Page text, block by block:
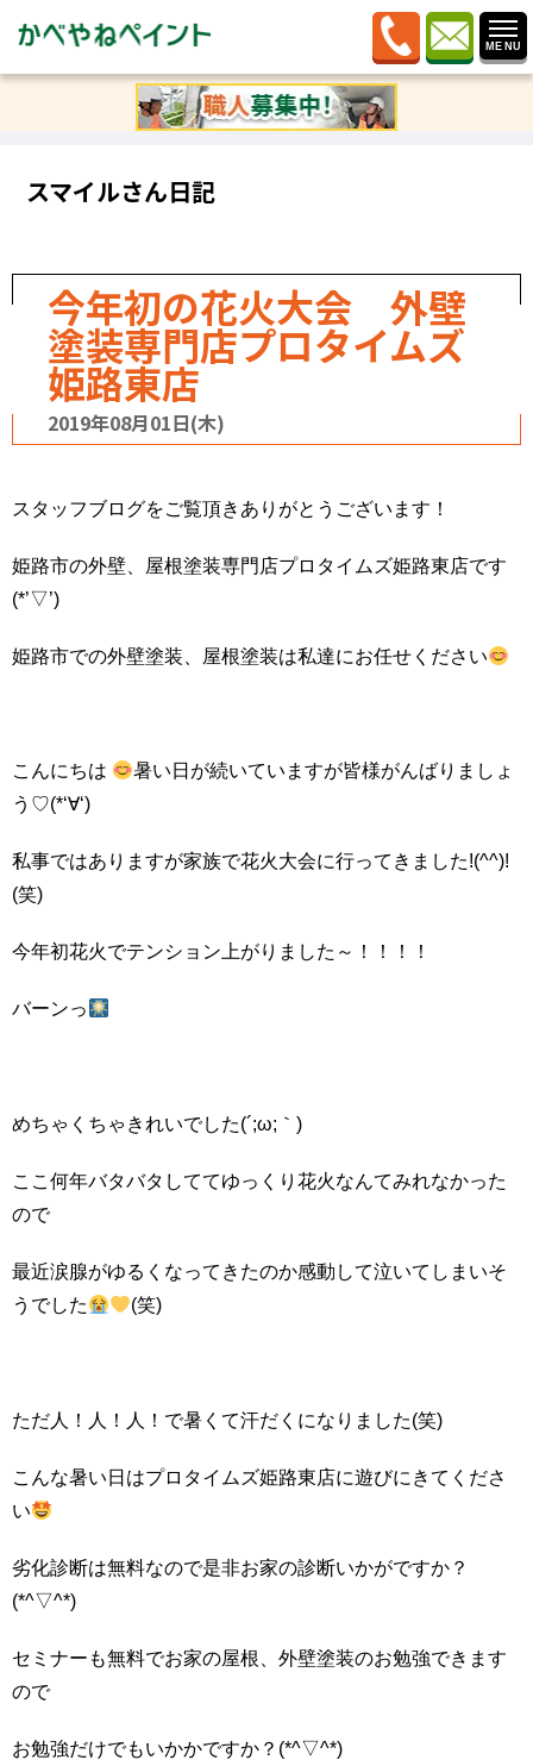
ブログ»記事カテゴリー»今年初の花火大会
外壁塗装専門店プロタイムズ姫路東店
スマイルさん日記
今年初の花火大会 外壁
塗装専門店プロタイムズ
姫路東店
2019年08月01日(木)
スタッフブログをご覧頂きありがとうございます！
姫路市の外壁、屋根塗装専門店プロタイムズ姫路東店です
(*’▽’)
姫路市での外壁塗装、屋根塗装は私達にお任せください
こんにちは
暑い日が続いていますが皆様がんばりましょ
う♡(*‘∀‘)
私事ではありますが家族で花火大会に行ってきました!(^^)!
(笑)
今年初花火でテンション上がりました～！！！！
バーンっ
めちゃくちゃきれいでした(´;ω;｀)
ここ何年バタバタしててゆっくり花火なんてみれなかった
ので
最近涙腺がゆるくなってきたのか感動して泣いてしまいそ
うでした
(笑)
ただ人！人！人！で暑くて汗だくになりました(笑)
こんな暑い日はプロタイムズ姫路東店に遊びにきてくださ
い
劣化診断は無料なので是非お家の診断いかがですか？
(*^▽^*)
セミナーも無料でお家の屋根、外壁塗装のお勉強できます
ので
お勉強だけでもいかかですか？(*^▽^*)